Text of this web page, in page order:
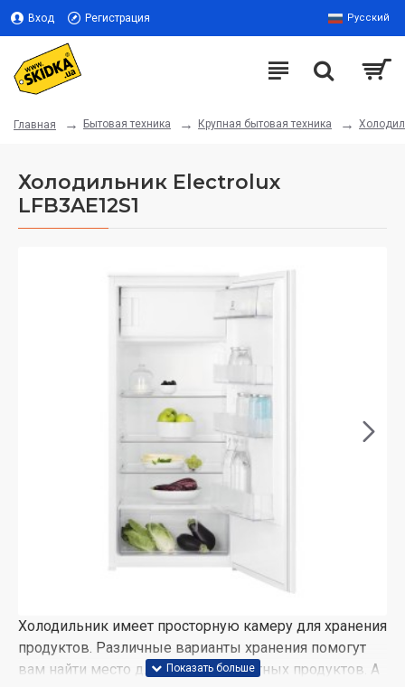
Вход Регистрация Русский
Главная Бытовая техника Крупная бытовая техника
Холодильник Electrolux
LFB3AE12S1
Холодильник имеет просторную камеру для хранения
продуктов. Различные варианты хранения помогут
вам найти место для крупногабаритных продуктов. А